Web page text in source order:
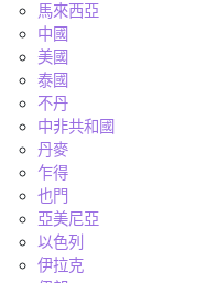
馬來西亞
中國
美國
泰國
不丹
中非共和國
丹麥
乍得
也門
亞美尼亞
以色列
伊拉克